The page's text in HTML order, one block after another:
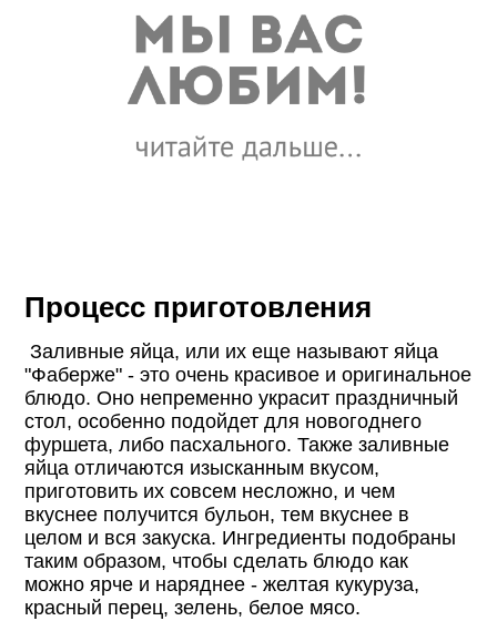
Процесс приготовления
Заливные яйца, или их еще называют яйца
"Фаберже" - это очень красивое и оригинальное
блюдо. Оно непременно украсит праздничный
стол, особенно подойдет для новогоднего
фуршета, либо пасхального. Также заливные
яйца отличаются изысканным вкусом,
приготовить их совсем несложно, и чем
вкуснее получится бульон, тем вкуснее в
целом и вся закуска. Ингредиенты подобраны
таким образом, чтобы сделать блюдо как
можно ярче и наряднее - желтая кукуруза,
красный перец, зелень, белое мясо.